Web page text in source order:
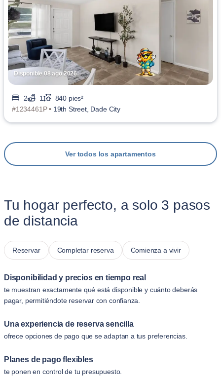
Disponible 08 ago 2026
2 1
840 pies²
#1234461P • 19th Street, Dade City
Ver todos los apartamentos
Tu hogar perfecto, a solo 3 pasos
de distancia
Reservar Completar reserva Comienza a vivir
Disponibilidad y precios en tiempo real
te muestran exactamente qué está disponible y cuánto deberás
pagar, permitiéndote reservar con confianza.
Una experiencia de reserva sencilla
ofrece opciones de pago que se adaptan a tus preferencias.
Planes de pago flexibles
te ponen en control de tu presupuesto.